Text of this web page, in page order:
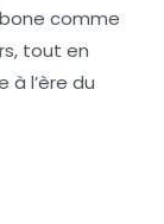
comme
tout en
l’ère du